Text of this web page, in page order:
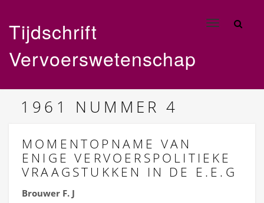
Toggle
Tijdschrift
Vervoerswetenschap
1961 NUMMER 4
MOMENTOPNAME VAN
ENIGE VERVOERSPOLITIEKE
VRAAGSTUKKEN IN DE E.E.G
Brouwer F. J